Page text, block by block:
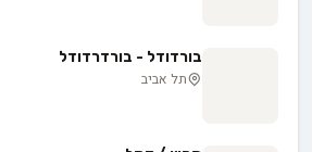
בורדודל - בורדרדודל
תל אביב